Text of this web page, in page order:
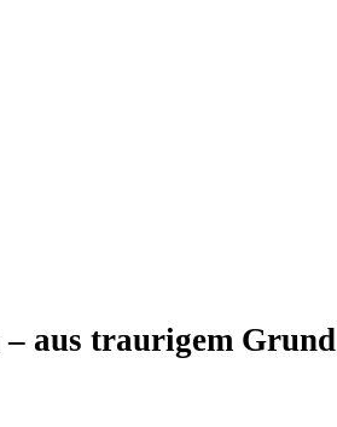
– aus traurigem Grund